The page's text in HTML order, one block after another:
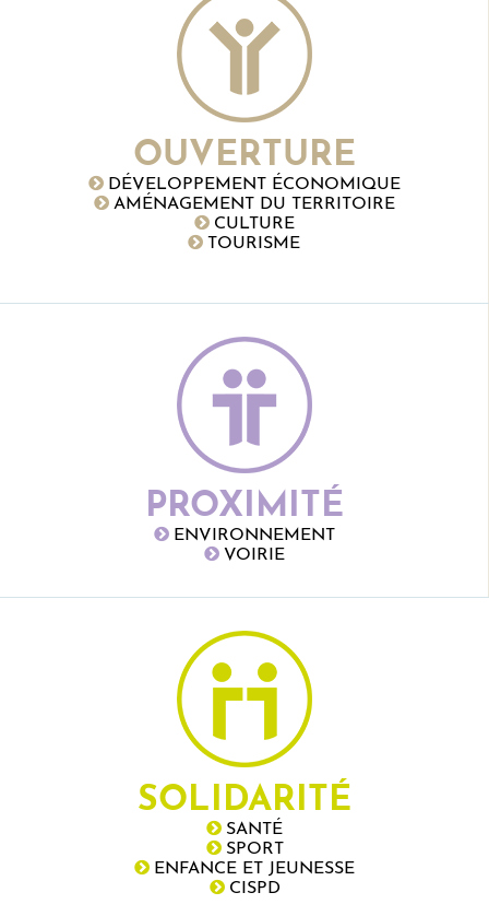
OUVERTURE
DÉVELOPPEMENT ÉCONOMIQUE
AMÉNAGEMENT DU TERRITOIRE
CULTURE
TOURISME
PROXIMITÉ
ENVIRONNEMENT
VOIRIE
SOLIDARITÉ
SANTÉ
SPORT
ENFANCE ET JEUNESSE
CISPD